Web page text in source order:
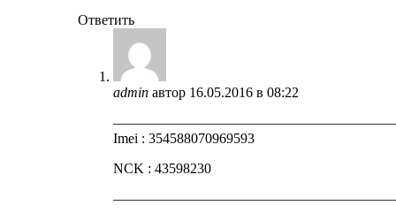
Ответить
admin автор 16.05.2016 в 08:22
Imei : 354588070969593
NCK : 43598230